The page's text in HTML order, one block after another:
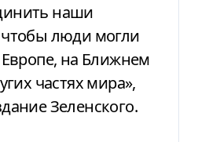
наши
люди могли
на Ближнем
частях мира»,
Зеленского.